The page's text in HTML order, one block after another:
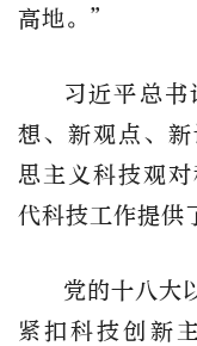
高地。”
习近平总
想、新观点、
思主义科技观
代科技工作提供
党的十八大
紧扣科技创新